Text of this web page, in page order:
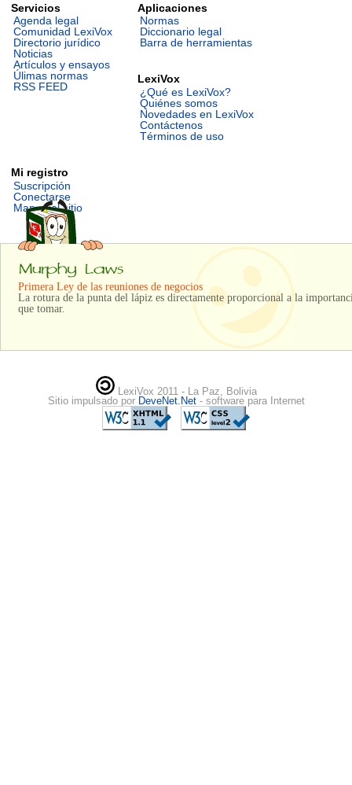
Servicios
Agenda legal
Comunidad LexiVox
Directorio jurídico
Noticias
Artículos y ensayos
Úlimas normas
RSS FEED
Aplicaciones
Normas
Diccionario legal
Barra de herramientas
LexiVox
¿Qué es LexiVox?
Quiénes somos
Novedades en LexiVox
Contáctenos
Términos de uso
Mi registro
Suscripción
Conectarse
Mapa del sitio
Primera Ley de las reuniones de negocios
La rotura de la punta del lápiz es directamente proporcional a la
que tomar.
LexiVox 2011 - La Paz, Bolivia
Sitio impulsado por DeveNet.Net - software para Internet